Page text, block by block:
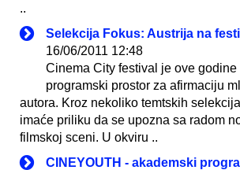
..
Selekcija Fokus: Austrija na
16/06/2011 12:48
Cinema City festival je ove godine
programski prostor za afirmaciju
autora. Kroz nekoliko temtskih
imaće priliku da se upozna sa radom
filmskoj sceni. U okviru ..
CINEYOUTH - akademski